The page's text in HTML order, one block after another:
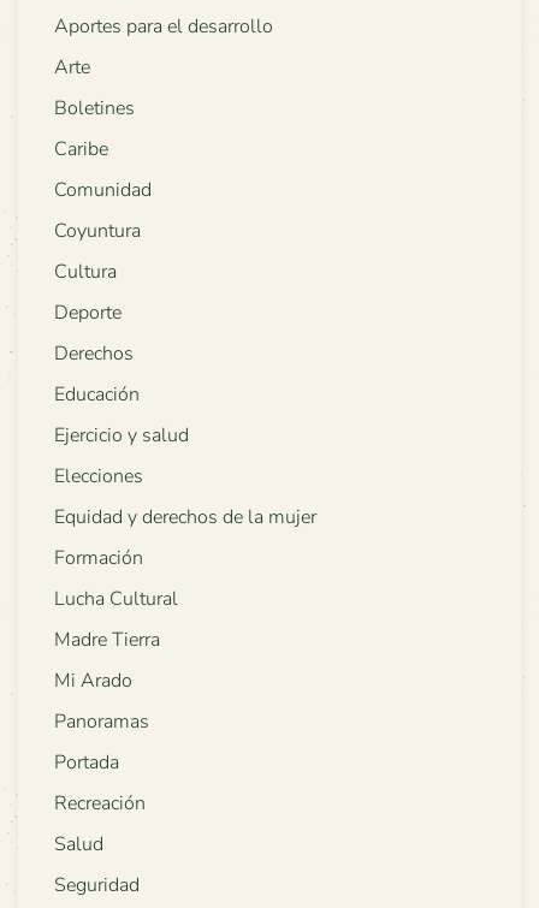
Aportes para el desarrollo
Arte
Boletines
Caribe
Comunidad
Coyuntura
Cultura
Deporte
Derechos
Educación
Ejercicio y salud
Elecciones
Equidad y derechos de la mujer
Formación
Lucha Cultural
Madre Tierra
Mi Arado
Panoramas
Portada
Recreación
Salud
Seguridad